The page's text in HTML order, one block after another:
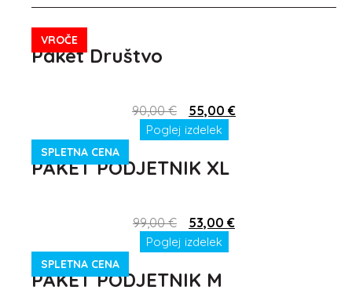
VROČE
Paket Društvo
90,00€ 55,00 €
Poglej izdelek
SPLETNA CENA
PAKET PODJETNIK XL
99,00€ 53,00 €
Poglej izdelek
SPLETNA CENA
PAKET PODJETNIK M